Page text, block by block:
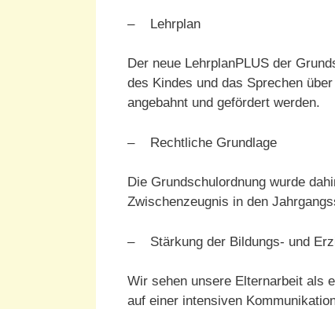
– Lehrplan
Der neue LehrplanPLUS der
des Kindes und das Sprechen
angebahnt und gefördert werden.
– Rechtliche Grundlage
Die Grundschulordnung wurde
Zwischenzeugnis in den
– Stärkung der Bildungs- und
Wir sehen unsere Elternarbeit als
auf einer intensiven